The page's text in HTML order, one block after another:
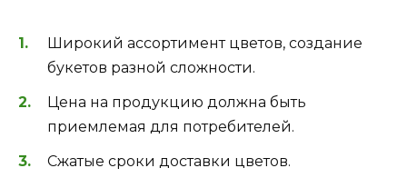
Широкий ассортимент цветов, создание
букетов разной сложности.
Цена на продукцию должна быть
приемлемая для потребителей.
Сжатые сроки доставки цветов.